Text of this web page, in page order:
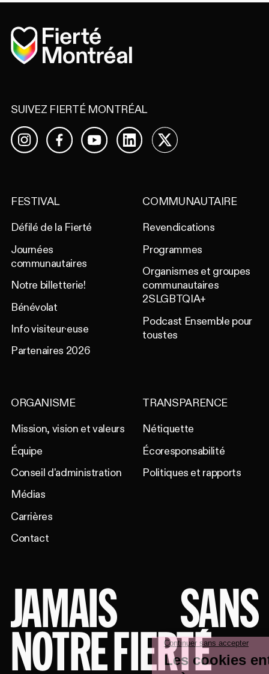
Accueil
SUIVEZ FIERTÉ MONTRÉAL
InstagramFacebookYouTubeLinkedIn
X
FESTIVAL
Défilé de la Fierté
Journées
communautaires
Notre billetterie!
Bénévolat
Info visiteur·euse
Partenaires 2026
COMMUNAUTAIRE
Revendications
Programmes
Organismes et groupes
communautaires
2SLGBTQIA+
Podcast Ensemble pour
toustes
ORGANISME
Mission, vision et valeurs
Équipe
Conseil d'administration
Médias
Carrières
Contact
TRANSPARENCE
Nétiquette
Écoresponsabilité
Politiques et rapports
JAMAIS SANS
NOTRE FIERTÉ